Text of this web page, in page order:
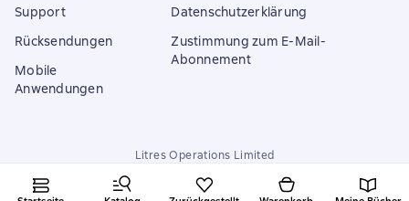
Support
Rücksendungen
Mobile
Anwendungen
Datenschutzerklärung
Zustimmung zum E-Mail-
Abonnement
Litres Operations Limited